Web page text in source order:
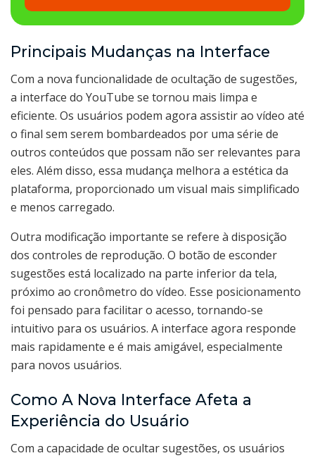
Principais Mudanças na Interface
Com a nova funcionalidade de ocultação de sugestões,
a interface do YouTube se tornou mais limpa e
eficiente. Os usuários podem agora assistir ao vídeo até
o final sem serem bombardeados por uma série de
outros conteúdos que possam não ser relevantes para
eles. Além disso, essa mudança melhora a estética da
plataforma, proporcionado um visual mais simplificado
e menos carregado.
Outra modificação importante se refere à disposição
dos controles de reprodução. O botão de esconder
sugestões está localizado na parte inferior da tela,
próximo ao cronômetro do vídeo. Esse posicionamento
foi pensado para facilitar o acesso, tornando-se
intuitivo para os usuários. A interface agora responde
mais rapidamente e é mais amigável, especialmente
para novos usuários.
Como A Nova Interface Afeta a
Experiência do Usuário
Com a capacidade de ocultar sugestões, os usuários